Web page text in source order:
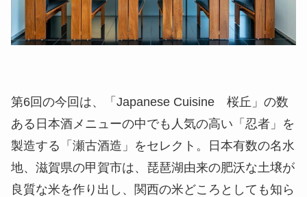
第6回の今回は、「Japanese Cuisine 桜丘」の数
ある日本酒メニューの中でも人気の高い「忍者」を
製造する「瀬古酒造」をセレクト。日本有数の名水
地、滋賀県の甲賀市は、琵琶湖由来の肥沃な土壌が
良質な米を作り出し、関西の米どころとしても知ら